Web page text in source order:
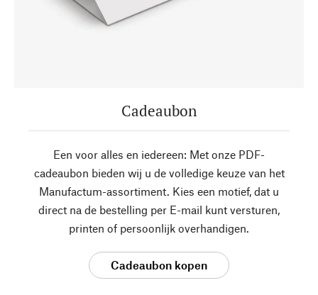
Cadeaubon
Een voor alles en iedereen: Met onze PDF-
cadeaubon bieden wij u de volledige keuze van het
Manufactum-assortiment. Kies een motief, dat u
direct na de bestelling per E-mail kunt versturen,
printen of persoonlijk overhandigen.
Cadeaubon kopen